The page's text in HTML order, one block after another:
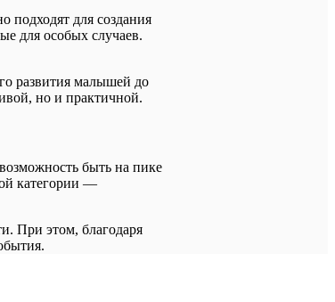
подходят для создания
для особых случаев.
развития малышей до
но и практичной.
быть на пике
категории —
При этом, благодаря